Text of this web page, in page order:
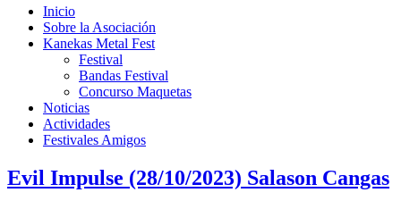
Inicio
Sobre la Asociación
Kanekas Metal Fest
Festival
Bandas Festival
Concurso Maquetas
Noticias
Actividades
Festivales Amigos
Evil Impulse (28/10/2023) Salason Cangas